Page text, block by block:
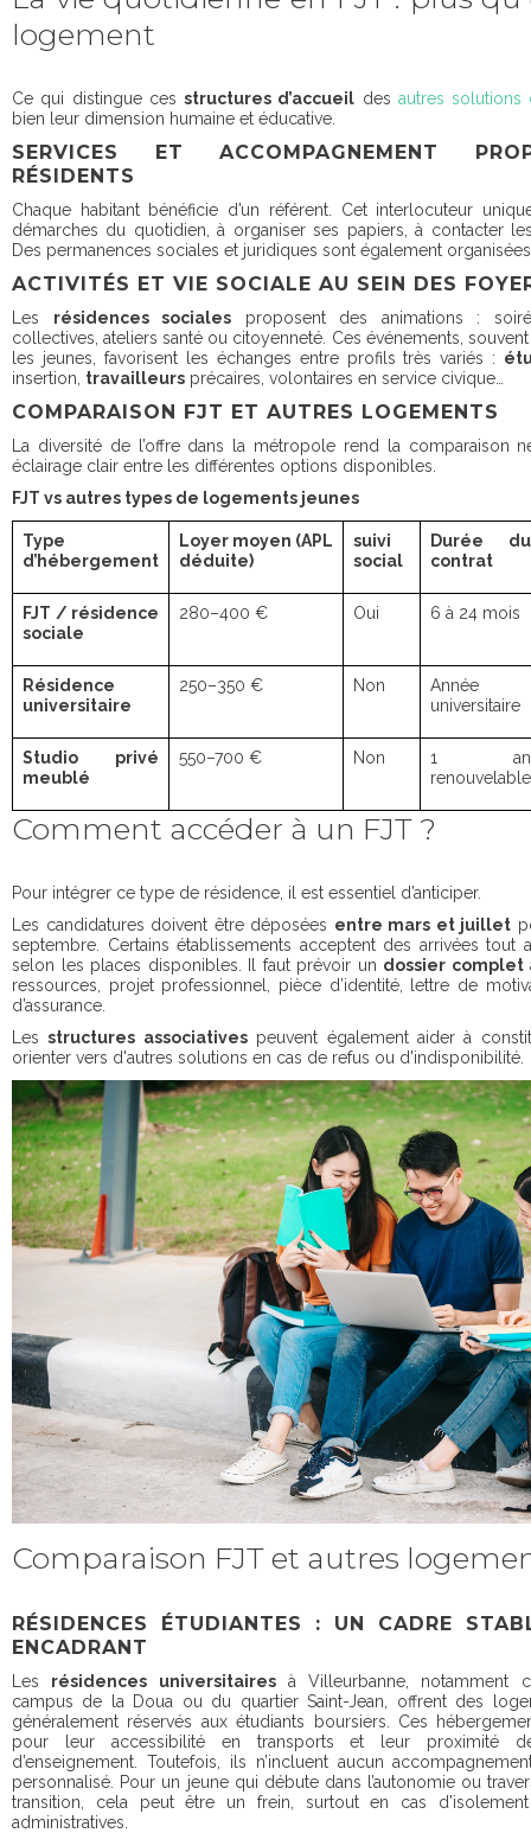
logement
Ce qui distingue cesstructures d’accueil des autres
bien leur dimension humaine et éducative.
SERVICES ET ACCOMPAGNEMENT
RÉSIDENTS
Chaque habitant bénéficie d’un référent. Cet interlocuteur
démarches du quotidien, à organiser ses papiers, à contacter
Des permanences sociales et juridiques sont également
ACTIVITÉS ET VIE SOCIALE AU SEIN DES
Les résidences sociales proposent des animations :
collectives, ateliers santé ou citoyenneté. Ces événements,
les jeunes, favorisent les échanges entre profils très variés :
insertion, travailleurs précaires, volontaires en service civique…
COMPARAISON FJT ET AUTRES LOGEMENTS
La diversité de l’offre dans la métropole rend la comparaison
éclairage clair entre les différentes options disponibles.
FJT vs autres types de logements jeunes
Type
d’hébergement
Loyer moyen (APL
déduite)
suivi
social
Durée du
contrat
FJT / résidence
sociale
280–400 € Oui 6 à 24 mois
Résidence
universitaire
250–350 € Non
Année
universitaire
Studio privé
meublé
550–700 € Non
1 an
renouvelable
Comment accéder à un FJT ?
Pour intégrer ce type de résidence, il est essentiel d’anticiper.
Les candidatures doivent être déposées entre mars et juillet
septembre. Certains établissements acceptent des arrivées tout
selon les places disponibles. Il faut prévoir un dossier complet
ressources, projet professionnel, pièce d’identité, lettre de
d’assurance.
Lesstructures associativespeuvent également aider à
orienter vers d'autres solutions en cas de refus ou d'indisponibilité.
Comparaison FJT et autres
RÉSIDENCES ÉTUDIANTES : UN CADRE
ENCADRANT
Les résidences universitairesà Villeurbanne, notamment
campus de la Doua ou du quartier Saint-Jean, offrent des
généralement réservés aux étudiants boursiers. Ces
pour leur accessibilité en transports et leur proximité
d’enseignement. Toutefois, ils n’incluent aucun
personnalisé. Pour un jeune qui débute dans l’autonomie ou
transition, cela peut être un frein, surtout en cas
administratives.